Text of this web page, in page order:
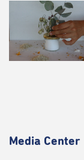
Media Center